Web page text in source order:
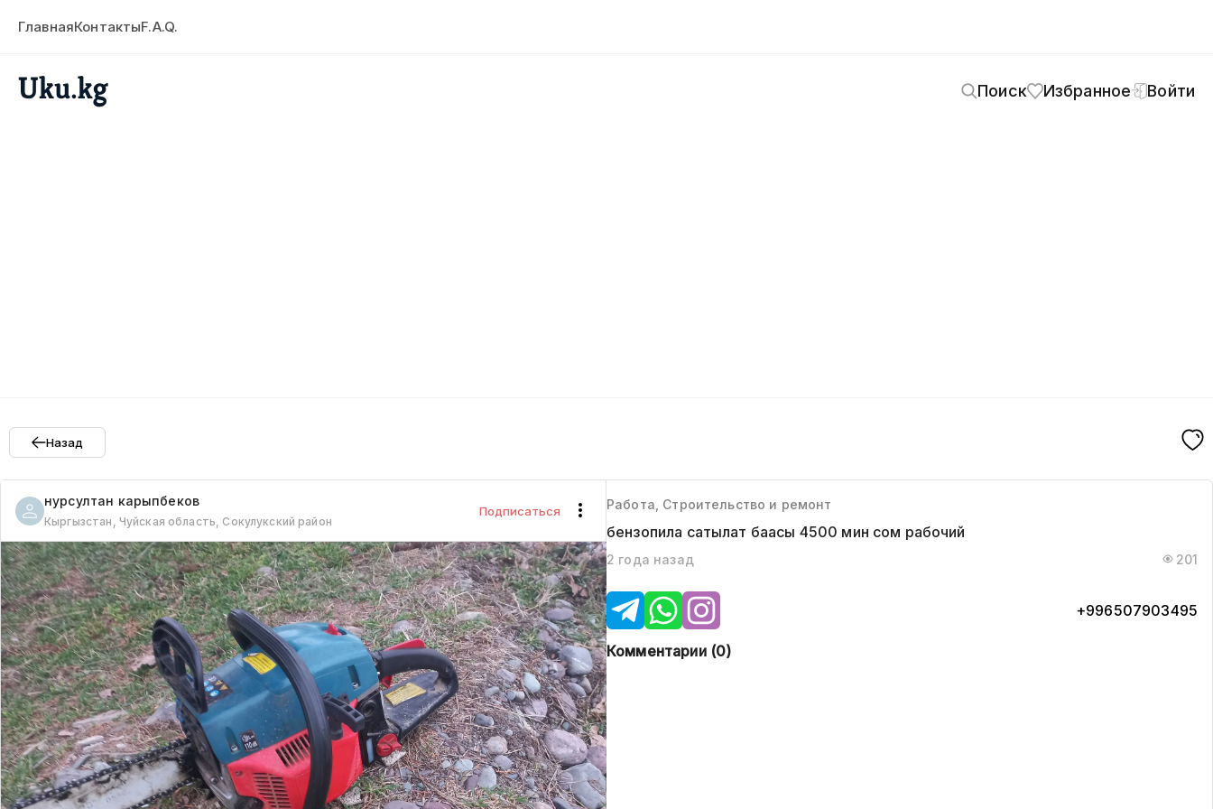
ГлавнаяКонтактыF.A.Q.
Поиск Избранное Войти
Назад
нурсултан карыпбеков
Кыргызстан, Чуйская область, Сокулукский район
Подписаться Работа, Строительство и ремонт
бензопила сатылат баасы 4500 мин сом рабочий
2 года назад 201
+996507903495
Комментарии (0)